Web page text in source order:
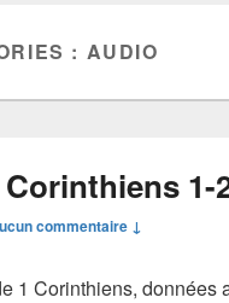
: AUDIO
1-
commentaire ↓
1 Corinthiens, données